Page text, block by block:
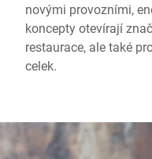
novými provozními,
koncepty otevírají
restaurace, ale také
celek.